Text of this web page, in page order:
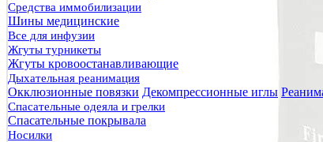
Средства иммобилизации
Шины медицинские
Все для инфузии
Жгуты турникеты
Жгуты кровоостанавливающие
Дыхательная реанимация
Окклюзионные повязки Декомпрессионные иглы
Спасательные одеяла и грелки
Спасательные покрывала
Носилки